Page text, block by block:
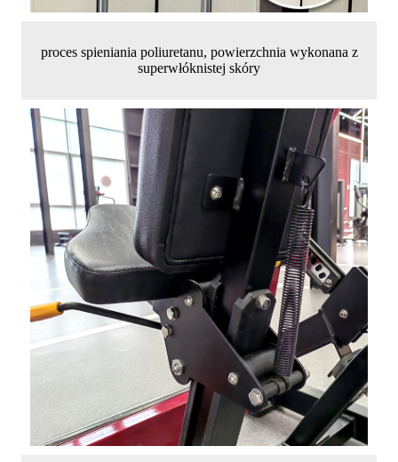
proces spieniania poliuretanu, powierzchnia wykonana z
superwłóknistej skóry